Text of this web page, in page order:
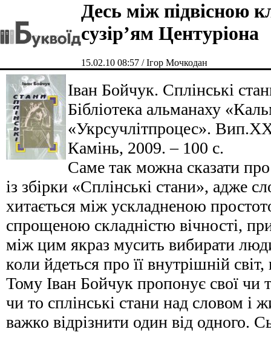
Десь між підвісною
сузір’ям Центуріона
15.02.10 08:57 / Ігор Мочкодан
Іван Бойчук. Сплінські
Бібліотека альманаху
«Укрсучлітпроцес».
Камінь, 2009. – 100 с.
Саме так можна сказати
із збірки «Сплінські стани», адже
хитається між ускладненою
спрощеною складністю вічності,
між цим якраз мусить вибирати
коли йдеться про її внутрішній
Тому Іван Бойчук пропонує свої чи
чи то сплінські стани над словом і
важко відрізнити один від одного.